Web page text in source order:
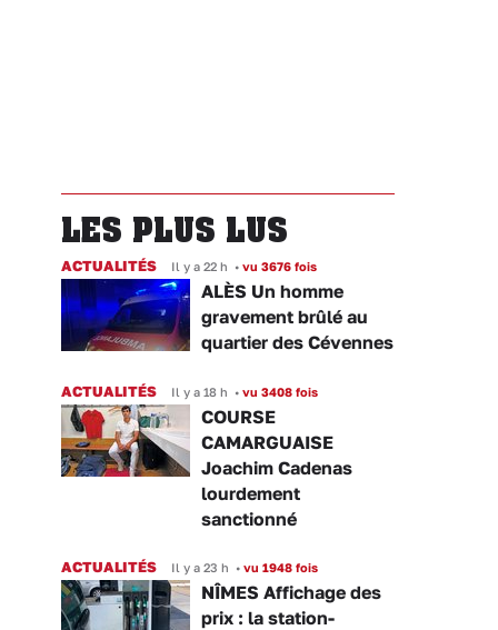
LES PLUS LUS
ACTUALITÉS Il y a 22 h • vu 3676 fois
ALÈS Un homme
gravement brûlé au
quartier des Cévennes
ACTUALITÉS Il y a 18 h • vu 3408 fois
COURSE
CAMARGUAISE
Joachim Cadenas
lourdement
sanctionné
ACTUALITÉS Il y a 23 h • vu 1948 fois
NÎMES Affichage des
prix : la station-